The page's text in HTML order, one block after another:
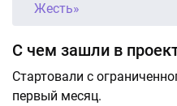
Жесть»
С чем зашли в
Стартовали с
первый месяц.